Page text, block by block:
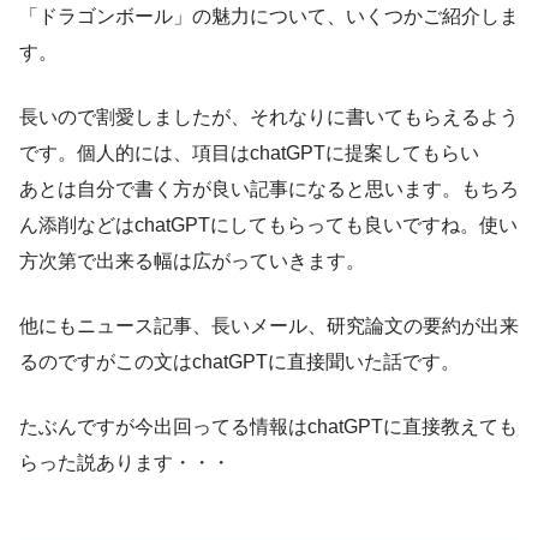
「ドラゴンボール」の魅力について、いくつかご紹介しま
す。
長いので割愛しましたが、それなりに書いてもらえるよう
です。個人的には、項目はchatGPTに提案してもらい
あとは自分で書く方が良い記事になると思います。もちろ
ん添削などはchatGPTにしてもらっても良いですね。使い
方次第で出来る幅は広がっていきます。
他にもニュース記事、長いメール、研究論文の要約が出来
るのですがこの文はchatGPTに直接聞いた話です。
たぶんですが今出回ってる情報はchatGPTに直接教えても
らった説あります・・・